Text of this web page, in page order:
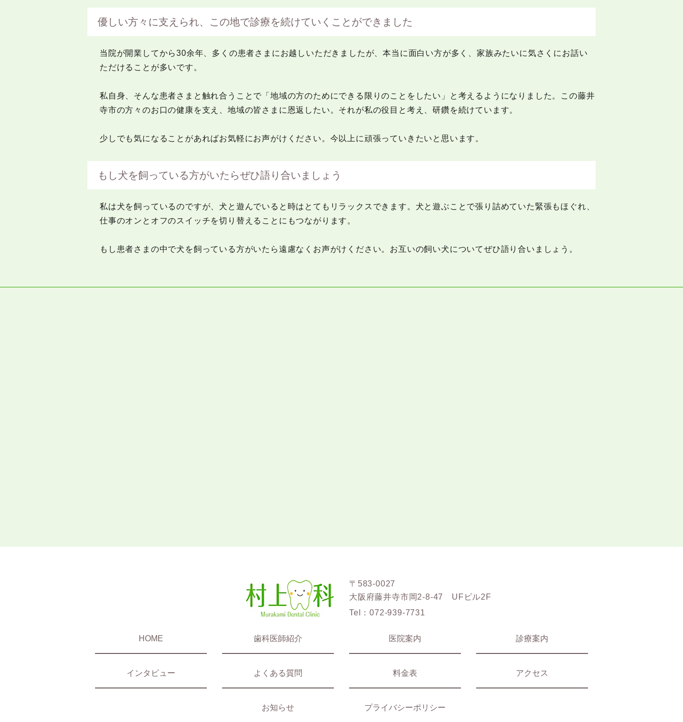
優しい方々に支えられ、この地で診療を続けていくことができました
当院が開業してから30余年、多くの患者さまにお越しいただきましたが、本当に面白い方が多く、家族みたいに気さくにお話い
ただけることが多いです。
私自身、そんな患者さまと触れ合うことで「地域の方のためにできる限りのことをしたい」と考えるようになりました。この藤井
寺市の方々のお口の健康を支え、地域の皆さまに恩返したい。それが私の役目と考え、研鑽を続けています。
少しでも気になることがあればお気軽にお声がけください。今以上に頑張っていきたいと思います。
もし犬を飼っている方がいたらぜひ語り合いましょう
私は犬を飼っているのですが、犬と遊んでいると時はとてもリラックスできます。犬と遊ぶことで張り詰めていた緊張もほぐれ、
仕事のオンとオフのスイッチを切り替えることにもつながります。
もし患者さまの中で犬を飼っている方がいたら遠慮なくお声がけください。お互いの飼い犬についてぜひ語り合いましょう。
〒583-0027
大阪府藤井寺市岡2-8-47 UFビル2F
Tel：072-939-7731
HOME 歯科医師紹介 医院案内 診療案内
インタビュー よくある質問 料金表 アクセス
お知らせ プライバシーポリシー